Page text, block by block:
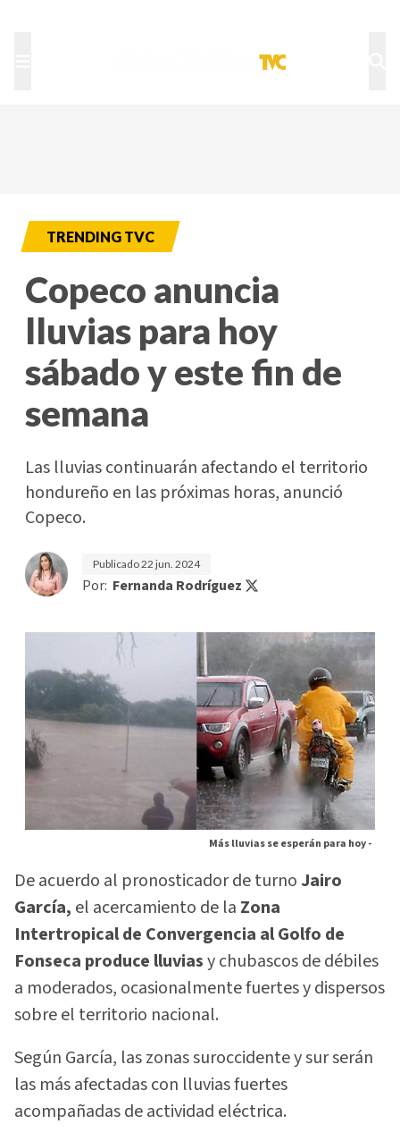
TRENDING TVC
Copeco anuncia
lluvias para hoy
sábado y este fin de
semana
Las lluvias continuarán afectando el territorio
hondureño en las próximas horas, anunció
Copeco.
Publicado22 jun. 2024
Por: Fernanda Rodríguez
Más lluvias se esperán para hoy -
De acuerdo al pronosticador de turnoJairo
García, el acercamiento de la Zona
Intertropical de Convergencia al Golfo de
Fonseca produce lluviasy chubascos de débiles
a moderados, ocasionalmente fuertes y dispersos
sobre el territorio nacional.
Según García, las zonas suroccidente y sur serán
las más afectadas con lluvias fuertes
acompañadas de actividad eléctrica.